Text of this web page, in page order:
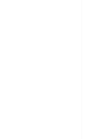
5 hvězdiček.
5 hvězdiček.